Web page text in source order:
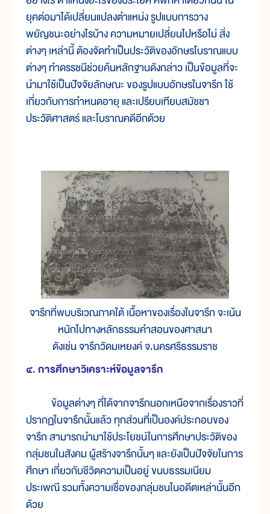
ยุคต่อมาได้เปลี่ยนแปลงตำแหน่ง รูปแบบการวาง
พยัญชนะอย่างไรบ้าง ความหมายเปลี่ยนไปหรือไม่ สิ่ง
ต่างๆ เหล่านี้ ต้องจัดทำเป็นประวัติของอักษรโบราณแบบ
ต่างๆ ทำดรรชนีช่วยค้นหลักฐานดังกล่าว เป็นข้อมูลที่จะ
นำมาใช้เป็นปัจจัยลักษณะ ของรูปแบบอักษรในจารึก ใช้
เกี่ยวกับการกำหนดอายุ และเปรียบเทียบสมัชชา
ประวัติศาสตร์ และโบราณคดีอีกด้วย
จารึกที่พบบริเวณภาคใต้ เนื้อหาของเรื่องในจารึก จะเน้น
หนักไปทางหลักธรรมคำสอนของศาสนา
ดังเช่น จารึกวัดมเหยงค์ จ.นครศรีธรรมราช
๔. การศึกษาวิเคราะห์ข้อมูลจารึก
ข้อมูลต่างๆ ที่ได้จากจารึกนอกเหนือจากเรื่องราวที่
ปรากฏในจารึกนั้นแล้ว ทุกส่วนที่เป็นองค์ประกอบของ
จารึก สามารถนำมาใช้ประโยชน์ในการศึกษาประวัติของ
กลุ่มชนในสังคม ผู้สร้างจารึกนั้นๆ และยังเป็นปัจจัยในการ
ศึกษา เกี่ยวกับชีวิตความเป็นอยู่ ขนบธรรมเนียม
ประเพณี รวมทั้งความเชื่อของกลุ่มชนในอดีตเหล่านั้นอีก
ด้วย